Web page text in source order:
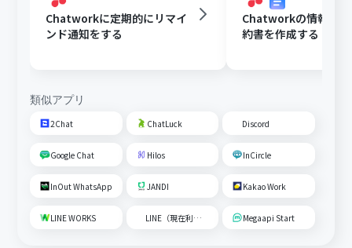
Chatworkに定期的にリマイ
ンド通知をする
Chatworkの情報を
約書を作成する
類似アプリ
2Chat ChatLuck Discord
Google Chat Hilos InCircle
InOut WhatsApp JANDI Kakao Work
LINE WORKS LINE（現在利用不可） Megaapi Start